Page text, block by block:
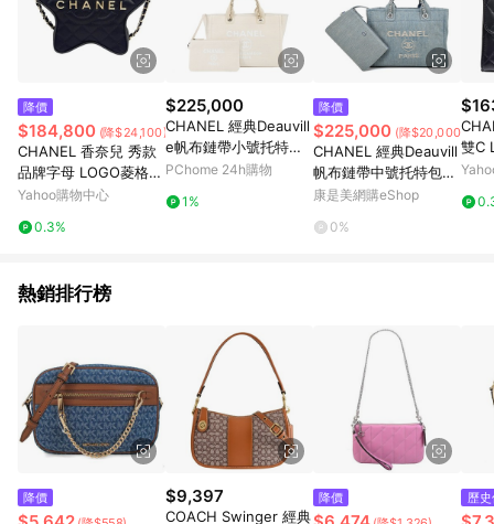
相關認定以Yahoo購物中心之認定為準
降價
$184,800 (降$24,100)
CHANEL 香奈兒 秀款
品牌字母 LOGO菱格紋
緞面星星造型斜背包
Yahoo購物中心
0.3%
$225,000
CHANEL 經典Deauvill
e帆布鏈帶小號托特包
(米白)
PChome 24h購物
1%
降價
$225,000 (降$20,000)
CHANEL 經典Deauvill
帆布鏈帶中號托特包
（灰藍）_廠商直送
康是美網購eShop
0%
雙C
皮仿
熱銷排行榜
降價 $9,397
COACH Swinger 經典
降價 歷